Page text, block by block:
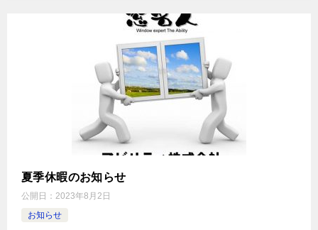
夏季休暇のお知らせ
公開日： 2023年8月2日
お知らせ